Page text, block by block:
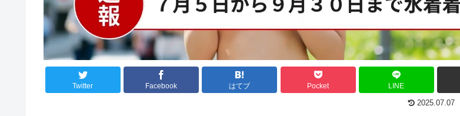
Twitter Facebook はてブ Pocket LINE
2025.07.07